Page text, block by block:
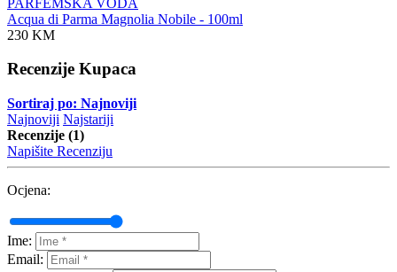
Acqua di Parma Magnolia Nobile - 100ml
230 KM
Recenzije Kupaca
Sortiraj po: Najnoviji
Najnoviji Najstariji
Recenzije (1)
Napišite Recenziju
Ocjena:
Ime:
Email: